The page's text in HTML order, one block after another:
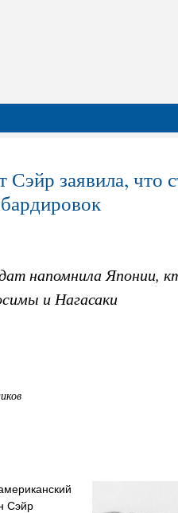
Сэйр заявила,
напомнила Японии,
и Нагасаки
Сэйр